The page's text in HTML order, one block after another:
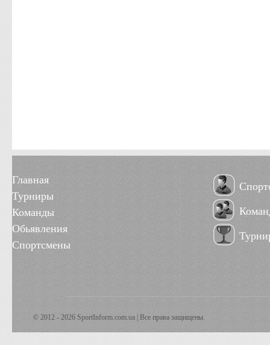
Главная
Турниры
Команды
Обьявления
Спортсмены
© 2012 - 2026 SportInform.com.ua | Все права защищены.